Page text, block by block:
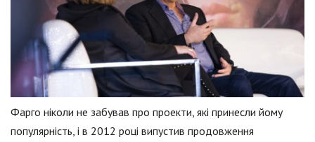
Фарго ніколи не забував про проекти, які принесли йому
популярність, і в 2012 році випустив продовження